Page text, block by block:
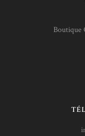
Boutique